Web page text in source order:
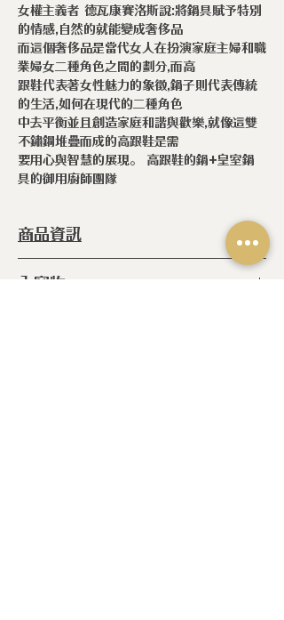
女權主義者 德瓦康賽洛斯說:將鍋具賦予特別
的情感,自然的就能變成奢侈品
而這個奢侈品是當代女人在扮演家庭主婦和職
業婦女二種角色之間的劃分,而高
跟鞋代表著女性魅力的象徵,鍋子則代表傳統
的生活,如何在現代的二種角色
中去平衡並且創造家庭和諧與歡樂,就像這雙
不鏽鋼堆疊而成的高跟鞋是需
要用心與智慧的展現。 高跟鞋的鍋+皇室鍋
具的御用廚師團隊
商品資訊
內容物